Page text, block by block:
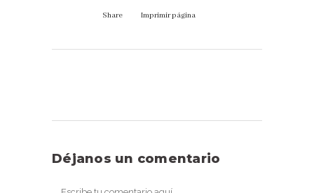
Share Imprimir página
Déjanos un comentario